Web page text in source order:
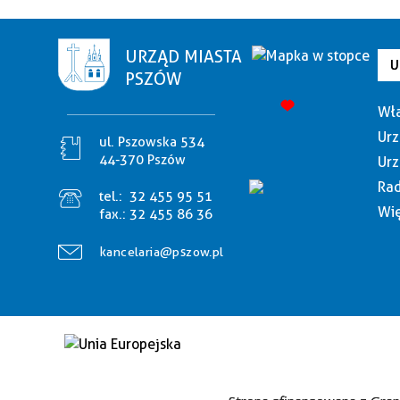
URZĄD MIASTA
PSZÓW
ul. Pszowska 534
44-370 Pszów
tel.: 32 455 95 51
fax.: 32 455 86 36
kancelaria@pszow.pl